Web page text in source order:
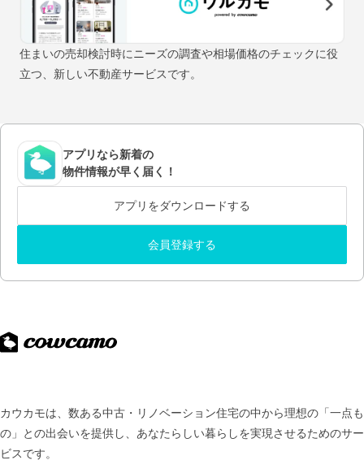
住まいの売却検討時にニーズの調査や相場価格のチェックに役
立つ、新しい不動産サービスです。
アプリなら新着の
物件情報が早く届く！
アプリをダウンロードする
会員登録する
カウカモは、数ある中古・リノベーション住宅の中から理想の「一点も
の」との出会いを提供し、 あなたらしい暮らしを実現させるためのサー
ビスです。